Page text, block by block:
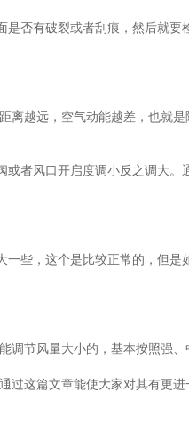
有破裂或者刮痕，然后就要
越远，空气动能越差，也就
风口开启度调小反之调大。
，这个是比较正常的，但是
风量大小的，基本按照强、
过这篇文章能使大家对其有更进